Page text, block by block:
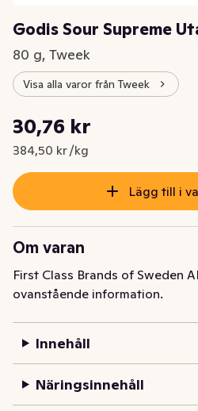
Godis Sour Supreme
80 g, Tweek
Visa alla varor från Tweek
Nuvarande pris är: 30,76 kr
30,76 kr
384,50 kr /kg
Styckpris: 384,50 kr /kg
Lägg till i
Om varan
First Class Brands of Sweden
ovanstående information.
Innehåll
Näringsinnehåll